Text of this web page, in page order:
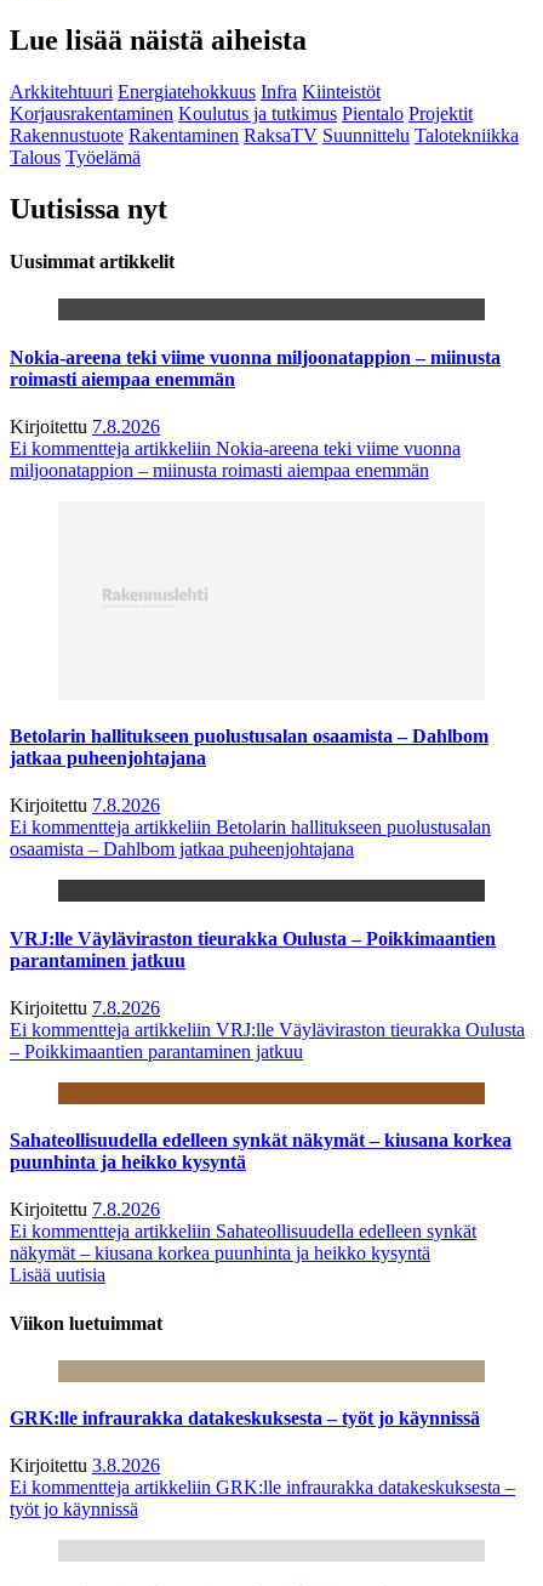
Lue lisää näistä aiheista
Arkkitehtuuri Energiatehokkuus Infra Kiinteistöt
Korjausrakentaminen Koulutus ja tutkimus Pientalo Projektit
Rakennustuote Rakentaminen RaksaTV Suunnittelu Talotekniikka
Talous Työelämä
Uutisissa nyt
Uusimmat artikkelit
Nokia-areena teki viime vuonna miljoonatappion – miinusta
roimasti aiempaa enemmän
Kirjoitettu 7.8.2026
Ei kommentteja artikkeliin Nokia-areena teki viime vuonna
miljoonatappion – miinusta roimasti aiempaa enemmän
Betolarin hallitukseen puolustusalan osaamista – Dahlbom
jatkaa puheenjohtajana
Kirjoitettu 7.8.2026
Ei kommentteja artikkeliin Betolarin hallitukseen puolustusalan
osaamista – Dahlbom jatkaa puheenjohtajana
VRJ:lle Väyläviraston tieurakka Oulusta – Poikkimaantien
parantaminen jatkuu
Kirjoitettu 7.8.2026
Ei kommentteja artikkeliin VRJ:lle Väyläviraston tieurakka Oulusta
– Poikkimaantien parantaminen jatkuu
Sahateollisuudella edelleen synkät näkymät – kiusana korkea
puunhinta ja heikko kysyntä
Kirjoitettu 7.8.2026
Ei kommentteja artikkeliin Sahateollisuudella edelleen synkät
näkymät – kiusana korkea puunhinta ja heikko kysyntä
Lisää uutisia
Viikon luetuimmat
GRK:lle infraurakka datakeskuksesta – työt jo käynnissä
Kirjoitettu 3.8.2026
Ei kommentteja artikkeliin GRK:lle infraurakka datakeskuksesta –
työt jo käynnissä